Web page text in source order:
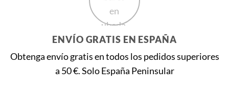
ENVÍO GRATIS EN ESPAÑA
Obtenga envío gratis en todos los pedidos superiores
a 50 €. Solo España Peninsular